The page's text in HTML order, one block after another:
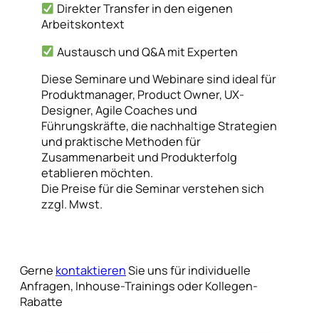
Direkter Transfer in den eigenen
Arbeitskontext
Austausch und Q&A mit Experten
Diese Seminare und Webinare sind ideal für
Produktmanager, Product Owner, UX-
Designer, Agile Coaches und
Führungskräfte, die nachhaltige Strategien
und praktische Methoden für
Zusammenarbeit und Produkterfolg
etablieren möchten.
Die Preise für die Seminar verstehen sich
zzgl. Mwst.
Gerne kontaktierenSie uns für individuelle
Anfragen, Inhouse-Trainings oder Kollegen-
Rabatte